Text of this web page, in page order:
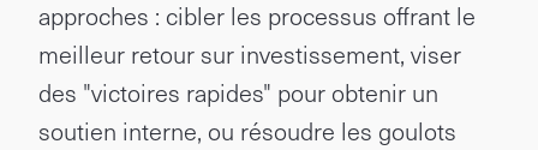
approches : cibler les processus offrant le
meilleur retour sur investissement, viser
des "victoires rapides" pour obtenir un
soutien interne, ou résoudre les goulots